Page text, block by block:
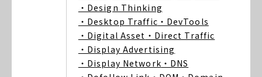
・Design Thinking
・Desktop Traffic ・DevTools
・Digital Asset ・Direct Traffic
・Display Advertising
・Display Network ・DNS